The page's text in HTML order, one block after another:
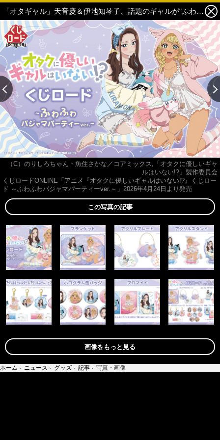
「オタギャル」天音慶＆伊地知琴子、話題のギャルが“ふわふわパジャマパーティー”でオタクくんもドキドキ!? オンラインくじで登場♪ 1枚目の写真・画像
（C）のりしろちゃん・魚住さかな／コアミックス,「オタクに優しいギャ
ルはいない!?」製作委員会
くじロードONLINE「アニメ『オタクに優しいギャルはいない!?』くじロー
ド ～ふわふわパジャマパーティーver.～」2026年4月24日より発売
この写真の記事
画像をもっと見る
ホーム › ニュース › グッズ › 記事 › 写真・画像